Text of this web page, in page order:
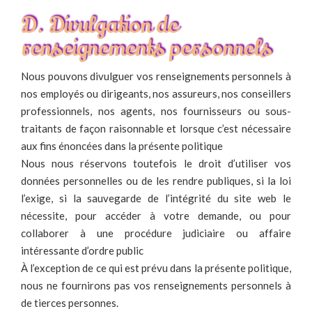
D. Divulgation de
renseignements personnels
Nous pouvons divulguer vos renseignements personnels à
nos employés ou dirigeants, nos assureurs, nos conseillers
professionnels, nos agents, nos fournisseurs ou sous-
traitants de façon raisonnable et lorsque c’est nécessaire
aux fins énoncées dans la présente politique
Nous nous réservons toutefois le droit d’utiliser vos
données personnelles ou de les rendre publiques, si la loi
l’exige, si la sauvegarde de l’intégrité du site web le
nécessite, pour accéder à votre demande, ou pour
collaborer à une procédure judiciaire ou affaire
intéressante d’ordre public
À l’exception de ce qui est prévu dans la présente politique,
nous ne fournirons pas vos renseignements personnels à
de tierces personnes.